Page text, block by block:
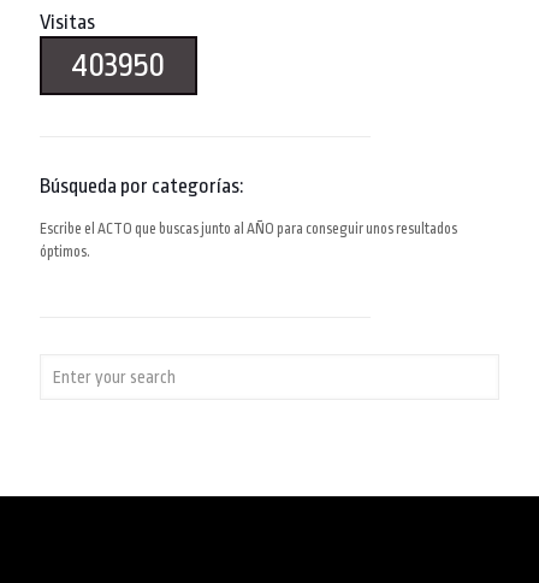
Visitas
403950
Búsqueda por categorías:
Escribe el ACTO que buscas junto al AÑO para conseguir unos resultados
óptimos.